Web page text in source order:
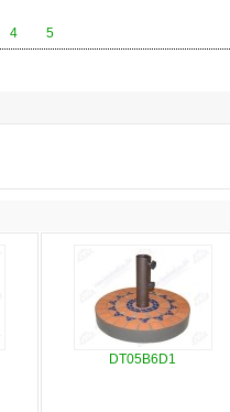
4 5
DT05B6D1